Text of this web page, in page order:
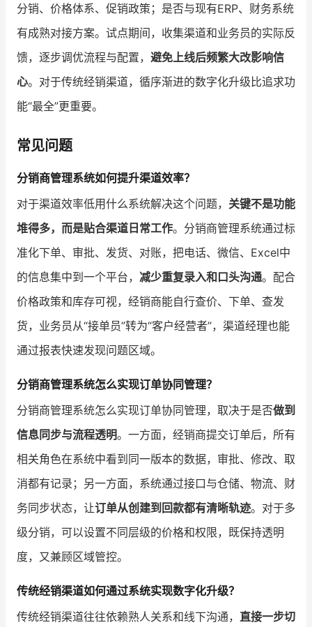
分销、价格体系、促销政策；是否与现有ERP、财务系统
有成熟对接方案。试点期间，收集渠道和业务员的实际反
馈，逐步调优流程与配置， 避免上线后频繁大改影响信
心。对于传统经销渠道，循序渐进的数字化升级比追求功
能“最全”更重要。
常见问题
分销商管理系统如何提升渠道效率？
对于渠道效率低用什么系统解决这个问题， 关键不是功能
堆得多，而是贴合渠道日常工作。分销商管理系统通过标
准化下单、审批、发货、对账，把电话、微信、Excel中
的信息集中到一个平台， 减少重复录入和口头沟通。配合
价格政策和库存可视，经销商能自行查价、下单、查发
货，业务员从“接单员”转为“客户经营者”，渠道经理也能
通过报表快速发现问题区域。
分销商管理系统怎么实现订单协同管理？
分销商管理系统怎么实现订单协同管理，取决于是否做到
信息同步与流程透明。一方面，经销商提交订单后，所有
相关角色在系统中看到同一版本的数据，审批、修改、取
消都有记录；另一方面，系统通过接口与仓储、物流、财
务同步状态，让订单从创建到回款都有清晰轨迹。对于多
级分销，可以设置不同层级的价格和权限，既保持透明
度，又兼顾区域管控。
传统经销渠道如何通过系统实现数字化升级？
传统经销渠道往往依赖熟人关系和线下沟通， 直接一步切